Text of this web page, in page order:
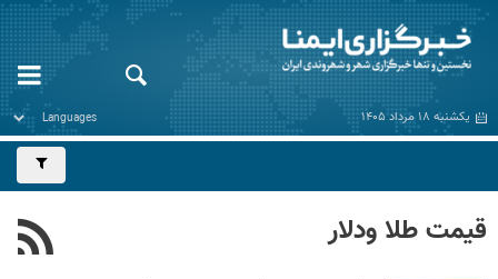
یکشنبه ۱۸ مرداد ۱۴۰۵
قیمت طلا ودلار